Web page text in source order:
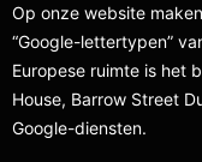
Op onze website
“Google-lettertypen”
Europese ruimte is het
House, Barrow Street
Google-diensten.